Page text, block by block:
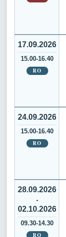
17.09.2026
15.00-16.40
RO
24.09.2026
15.00-16.40
RO
28.09.2026
-
02.10.2026
09.30-14.30
RO